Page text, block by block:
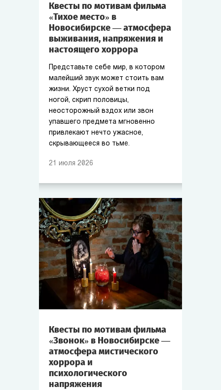
Квесты по мотивам фильма
«Тихое место» в
Новосибирске — атмосфера
выживания, напряжения и
настоящего хоррора
Представьте себе мир, в котором
малейший звук может стоить вам
жизни. Хруст сухой ветки под
ногой, скрип половицы,
неосторожный вздох или звон
упавшего предмета мгновенно
привлекают нечто ужасное,
скрывающееся во тьме.
21 июля 2026
Квесты по мотивам фильма
«Звонок» в Новосибирске —
атмосфера мистического
хоррора и
психологического
напряжения